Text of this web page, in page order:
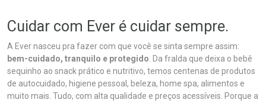
Cuidar com Ever é cuidar sempre.
A Ever nasceu pra fazer com que você se sinta sempre assim:
bem-cuidado, tranquilo e protegido . Da fralda que deixa o bebê
sequinho ao snack prático e nutritivo, temos centenas de produtos
de autocuidado, higiene pessoal, beleza, home spa, alimentos e
muito mais. Tudo, com alta qualidade e preços acessíveis. Porque a